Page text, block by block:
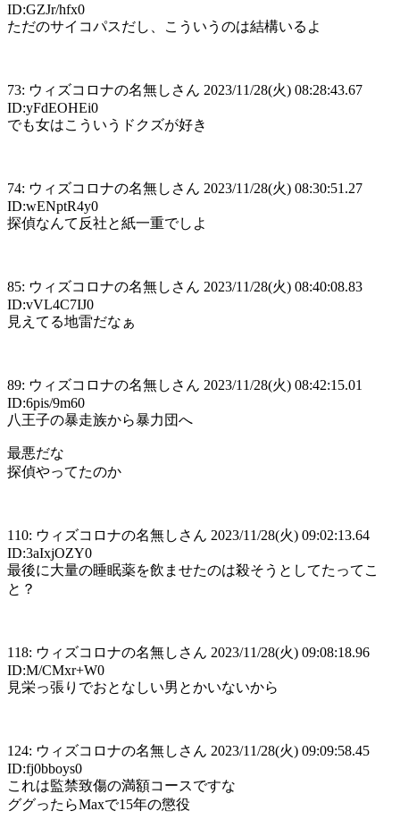
ID:GZJr/hfx0
ただのサイコパスだし、こういうのは結構いるよ
73: ウィズコロナの名無しさん 2023/11/28(火) 08:28:43.67
ID:yFdEOHEi0
でも女はこういうドクズが好き
74: ウィズコロナの名無しさん 2023/11/28(火) 08:30:51.27
ID:wENptR4y0
探偵なんて反社と紙一重でしよ
85: ウィズコロナの名無しさん 2023/11/28(火) 08:40:08.83
ID:vVL4C7IJ0
見えてる地雷だなぁ
89: ウィズコロナの名無しさん 2023/11/28(火) 08:42:15.01
ID:6pis/9m60
八王子の暴走族から暴力団へ
最悪だな
探偵やってたのか
110: ウィズコロナの名無しさん 2023/11/28(火) 09:02:13.64
ID:3aIxjOZY0
最後に大量の睡眠薬を飲ませたのは殺そうとしてたってこ
と？
118: ウィズコロナの名無しさん 2023/11/28(火) 09:08:18.96
ID:M/CMxr+W0
見栄っ張りでおとなしい男とかいないから
124: ウィズコロナの名無しさん 2023/11/28(火) 09:09:58.45
ID:fj0bboys0
これは監禁致傷の満額コースですな
ググったらMaxで15年の懲役